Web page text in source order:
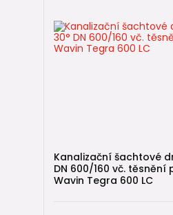
Kanalizační šachtové
DN 600/160 vč. těsnění
Wavin Tegra 600 LC